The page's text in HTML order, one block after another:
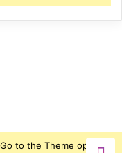
to the Theme options